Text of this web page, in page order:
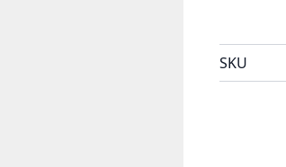
SKU